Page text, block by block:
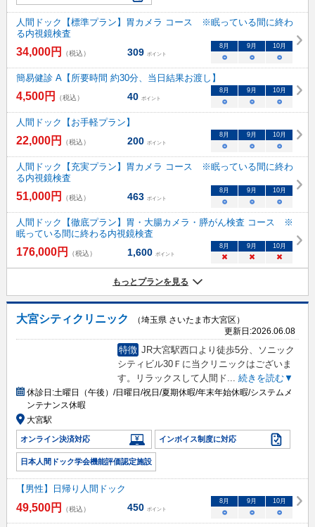
人間ドック【標準プラン】胃カメラ コース ※眠っている間に終わ
る内視鏡検査
34,000円 （税込） 309 ポイント
8 月 9 月 10月
○ ○ ○
簡易健診 A【所要時間 約30分、当日結果お渡し】
4,500円 （税込） 40 ポイント
8 月 9 月 10月
○ ○ ○
人間ドック【お手軽プラン】
22,000円 （税込） 200 ポイント
8 月 9 月 10月
○ ○ ○
人間ドック【充実プラン】胃カメラ コース ※眠っている間に終わ
る内視鏡検査
51,000円 （税込） 463 ポイント
8 月 9 月 10月
○ ○ ○
人間ドック【徹底プラン】胃・大腸カメラ・膵がん検査 コース ※
眠っている間に終わる内視鏡検査
176,000円 （税込） 1,600 ポイント
8 月 9 月 10月
× × ×
もっとプランを見る
大宮シティクリニック
（埼玉県 さいたま市大宮区）
更新日:2026.06.08
特徴 JR大宮駅西口より徒歩5分、ソニック
シティビル30Ｆに当クリニックはございま
す。リラックスして人間ド... 続きを読む▼
休診日:土曜日（午後）/日曜日/祝日/夏期休暇/年末年始休暇/システムメ
ンテナンス休暇
大宮駅
オンライン決済対応 インボイス制度に対応
日本人間ドック学会機能評価認定施設
【男性】日帰り人間ドック
49,500円 （税込） 450 ポイント
8月 9月 10月
○ ○ ○